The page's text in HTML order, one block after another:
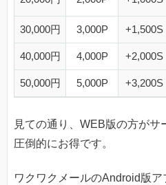
30,000円 3,000P +1,500S
40,000円 4,000P +2,000S
50,000円 5,000P +3,200S
見ての通り、WEB版の方がサ
圧倒的にお得です。
ワクワクメールのAndroid版